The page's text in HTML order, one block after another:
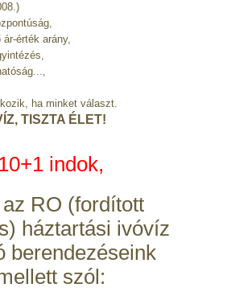
ár-érték arány,
ha minket választ.
TISZTA ÉLET!
10+1 indok,
RO (fordított
háztartási ivóvíz
berendezéseink
szól: